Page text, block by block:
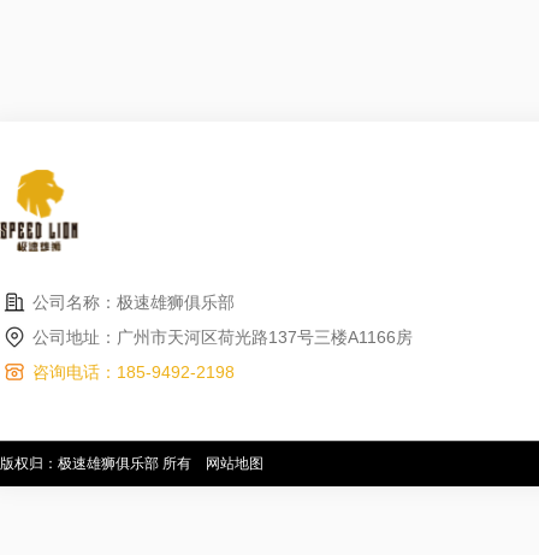
公司名称：极速雄狮俱乐部
公司地址：广州市天河区荷光路137号三楼A1166房
咨询电话：185-9492-2198
版权归：极速雄狮俱乐部 所有 网站地图